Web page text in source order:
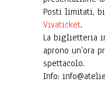
Posti limitati,
Vivaticket.
La biglietteria
aprono un’ora
spettacolo.
Info: